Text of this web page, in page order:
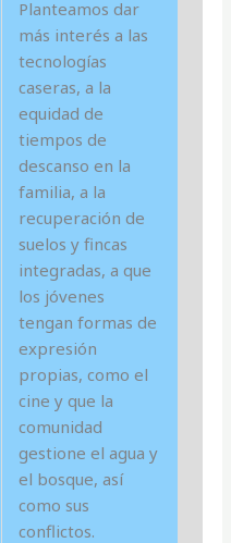
Planteamos dar
más interés a las
tecnologías
caseras, a la
equidad de
tiempos de
descanso en la
familia, a la
recuperación de
suelos y fincas
integradas, a que
los jóvenes
tengan formas de
expresión
propias, como el
cine y que la
comunidad
gestione el agua y
el bosque, así
como sus
conflictos.